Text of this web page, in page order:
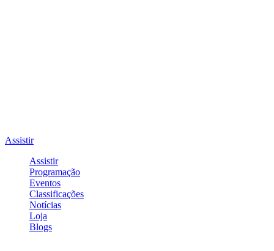
Assistir
Assistir
Programação
Eventos
Classificações
Notícias
Loja
Blogs